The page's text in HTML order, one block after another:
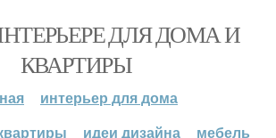
ДЛЯ ДОМА И
КВАРТИРЫ
интерьер для дома
идеи дизайна мебель